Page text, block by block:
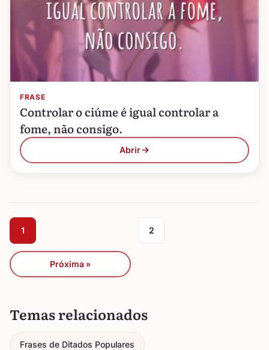
FRASE
Controlar o ciúme é igual controlar a
fome, não consigo.
Abrir
1 2
Próxima »
Temas relacionados
Frases de Ditados Populares